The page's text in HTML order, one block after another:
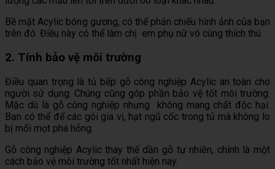
Bề mặt Acylic bóng gương, có thể phản chiếu hình ảnh của bạn
trên đó. Điều này có thể làm chị em phụ nữ vô cùng thích thú.
2. Tính bảo vệ môi trường
Điều quan trọng là tủ bếp gỗ công nghiệp Acylic an toàn cho
người sử dụng. Chúng cũng góp phần bảo vệ tốt môi trường.
Mặc dù là gỗ công nghiệp nhưng không mang chất độc hại.
Bạn có thể để các gói gia vị, hạt ngũ cốc trong tủ mà không lo
bị mối mọt phá hỏng.
Gỗ công nghiệp Acylic thay thế dần gỗ tự nhiên, chính là một
cách bảo vệ môi trường tốt nhất hiện nay.